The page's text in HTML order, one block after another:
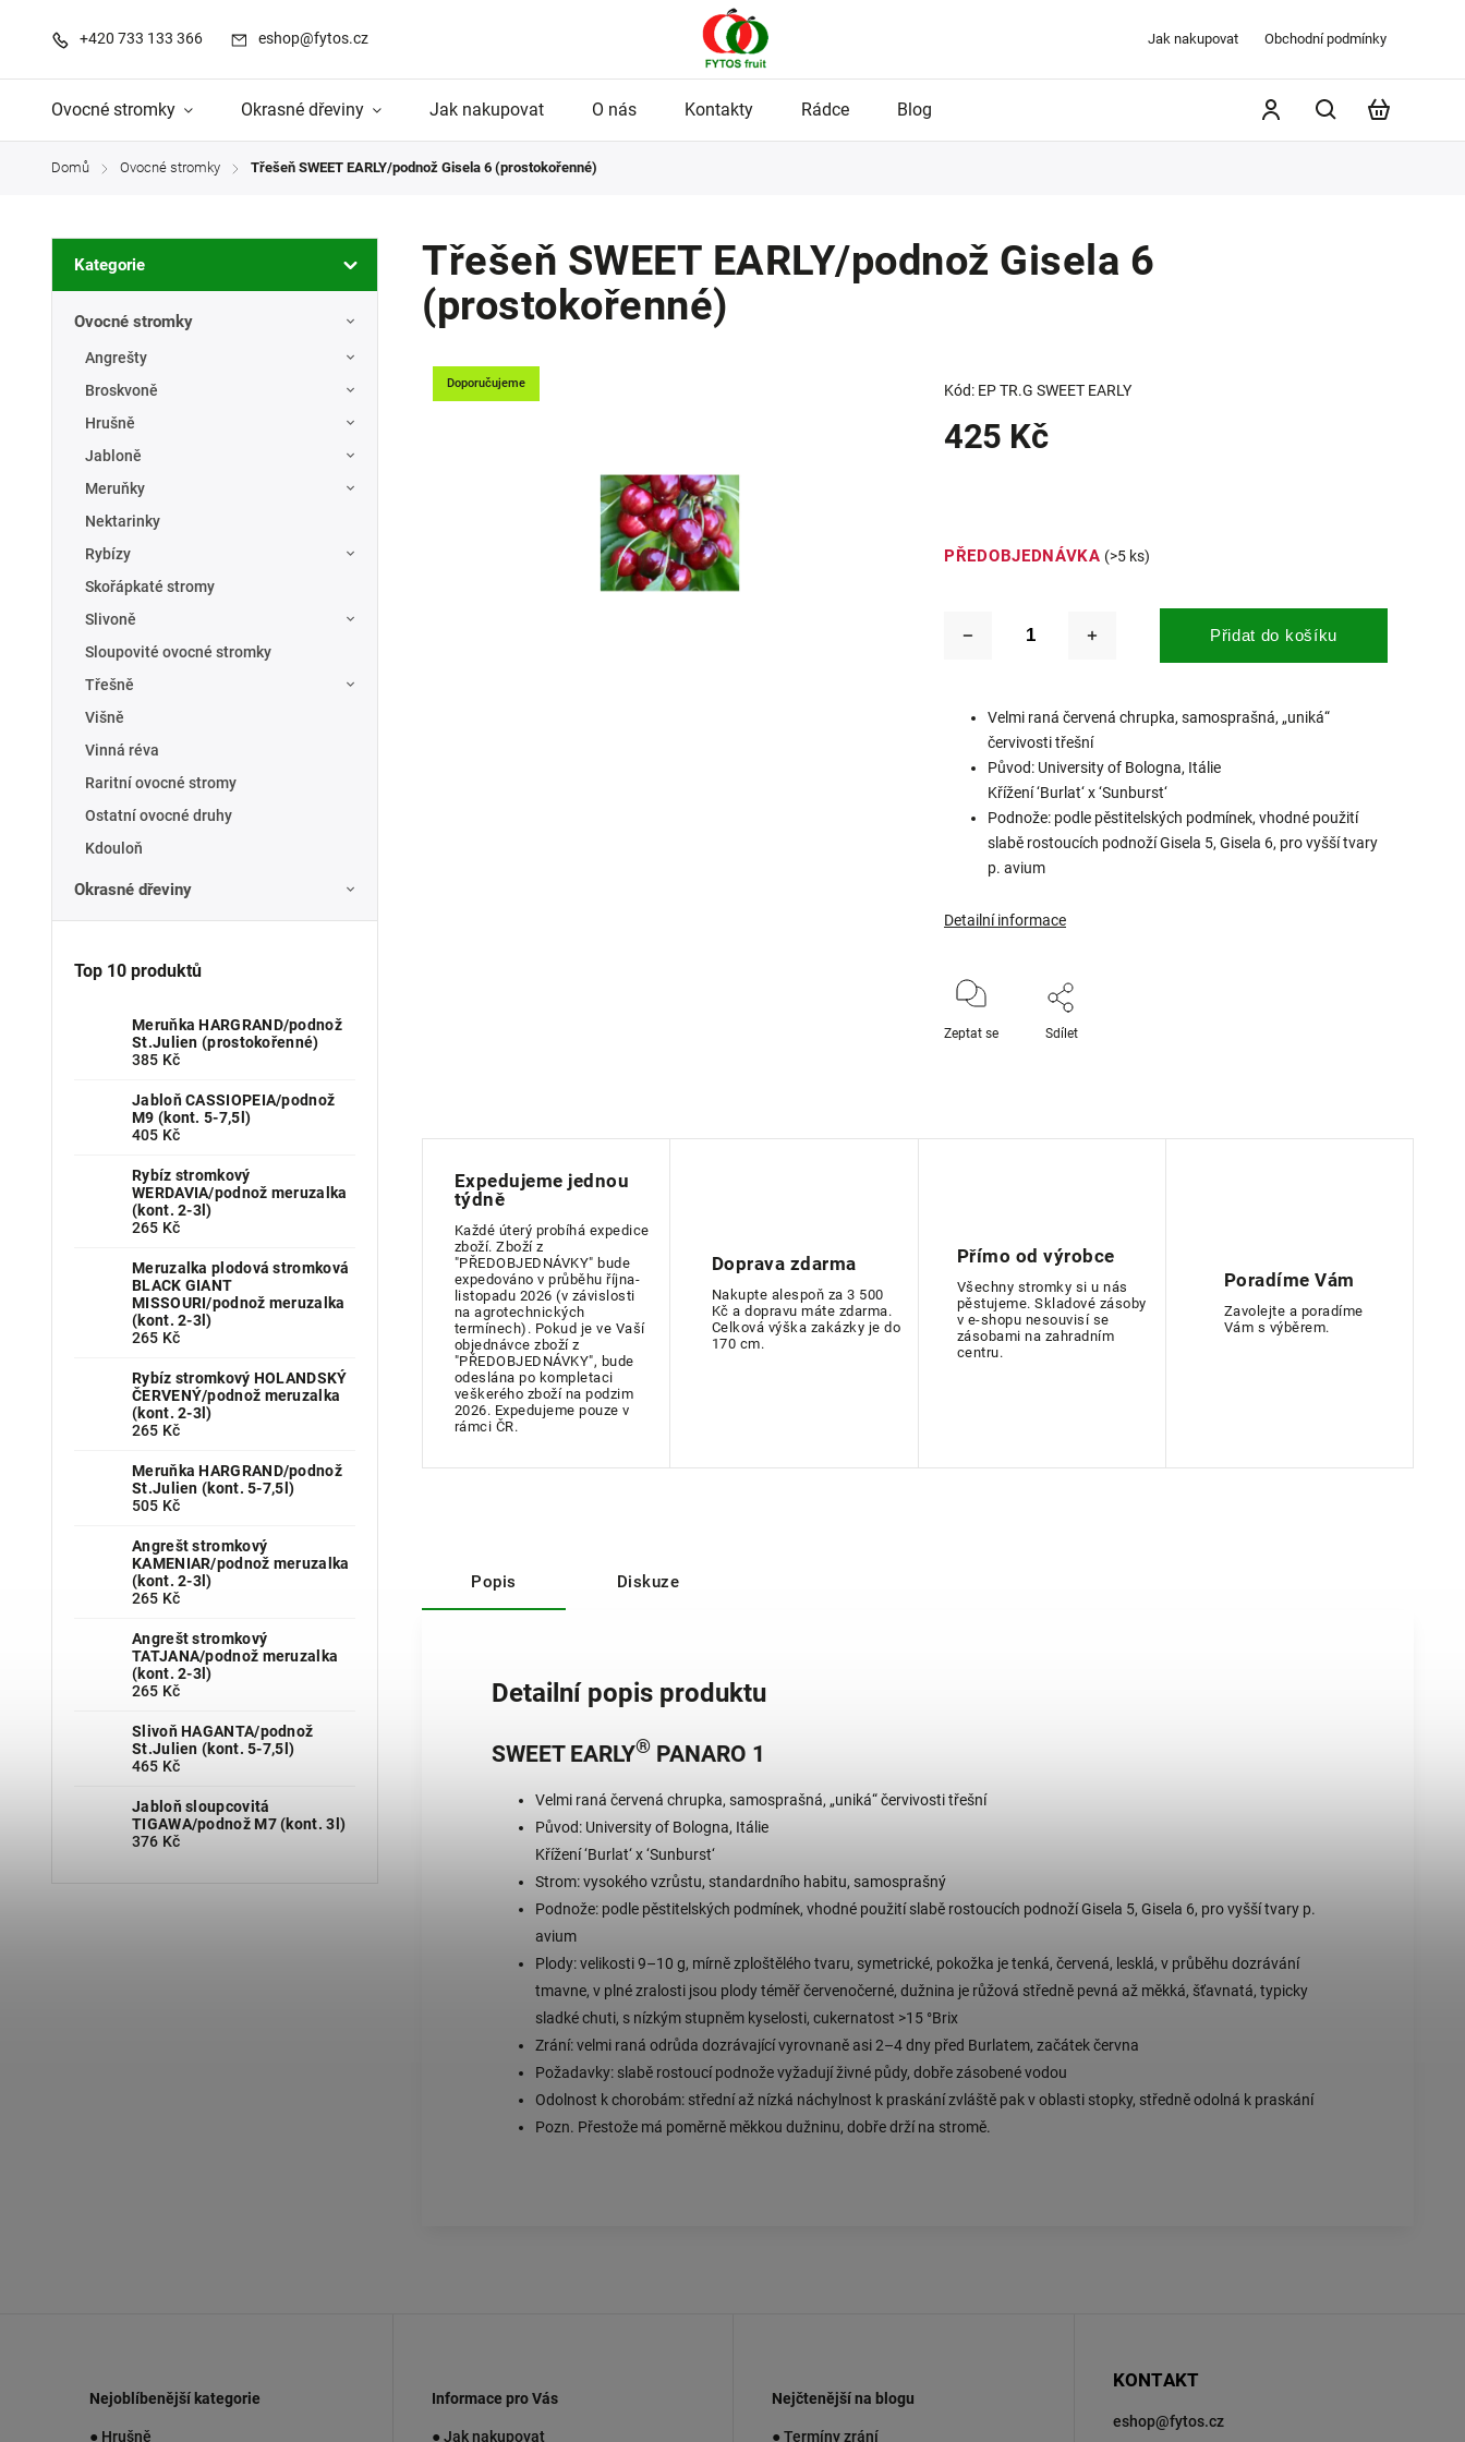
+420 733 133 366 eshop@fytos.cz Jak nakupovat Obchodní podmínky
Ovocné stromky Okrasné dřeviny Jak nakupovat O nás Kontakty Rádce Blog
Domů / Ovocné stromky / Třešeň SWEET EARLY/podnož Gisela 6 (prostokořenné)
Kategorie
Ovocné stromky
Angrešty
Broskvoně
Hrušně
Jabloně
Meruňky
Nektarinky
Rybízy
Skořápkaté stromy
Slivoně
Sloupovité ovocné stromky
Třešně
Višně
Vinná réva
Raritní ovocné stromy
Ostatní ovocné druhy
Kdouloň
Okrasné dřeviny
Top 10 produktů
Meruňka HARGRAND/podnož
St.Julien (prostokořenné)
385 Kč
Jabloň CASSIOPEIA/podnož
M9 (kont. 5-7,5l)
405 Kč
Rybíz stromkový
WERDAVIA/podnož meruzalka
(kont. 2-3l)
265 Kč
Meruzalka plodová stromková
BLACK GIANT
MISSOURI/podnož meruzalka
(kont. 2-3l)
265 Kč
Rybíz stromkový HOLANDSKÝ
ČERVENÝ/podnož meruzalka
(kont. 2-3l)
265 Kč
Meruňka HARGRAND/podnož
St.Julien (kont. 5-7,5l)
505 Kč
Angrešt stromkový
KAMENIAR/podnož meruzalka
(kont. 2-3l)
265 Kč
Angrešt stromkový
TATJANA/podnož meruzalka
(kont. 2-3l)
265 Kč
Slivoň HAGANTA/podnož
St.Julien (kont. 5-7,5l)
465 Kč
Jabloň sloupcovitá
TIGAWA/podnož M7 (kont. 3l)
376 Kč
Třešeň SWEET EARLY/podnož Gisela 6
(prostokořenné)
Doporučujeme Kód: EP TR.G SWEET EARLY
425 Kč
PŘEDOBJEDNÁVKA (>5 ks)
Přidat do košíku
Velmi raná červená chrupka, samosprašná, „uniká“
červivosti třešní
Původ: University of Bologna, Itálie
Křížení ‘Burlat‘ x ‘Sunburst‘
Podnože: podle pěstitelských podmínek, vhodné použití
slabě rostoucích podnoží Gisela 5, Gisela 6, pro vyšší tvary
p. avium
Detailní informace
Zeptat se Sdílet
Expedujeme jednou
týdně
Každé úterý probíhá expedice
zboží. Zboží z
"PŘEDOBJEDNÁVKY" bude
expedováno v průběhu října-
listopadu 2026 (v závislosti
na agrotechnických
termínech). Pokud je ve Vaší
objednávce zboží z
"PŘEDOBJEDNÁVKY", bude
odeslána po kompletaci
veškerého zboží na podzim
2026. Expedujeme pouze v
rámci ČR.
Doprava zdarma
Nakupte alespoň za 3 500
Kč a dopravu máte zdarma.
Celková výška zakázky je do
170 cm.
Přímo od výrobce
Všechny stromky si u nás
pěstujeme. Skladové zásoby
v e-shopu nesouvisí se
zásobami na zahradním
centru.
Poradíme Vám
Zavolejte a poradíme
Vám s výběrem.
Popis Diskuze
Detailní popis produktu
SWEET EARLY® PANARO 1
Velmi raná červená chrupka, samosprašná, „uniká“ červivosti třešní
Původ: University of Bologna, Itálie
Křížení ‘Burlat‘ x ‘Sunburst‘
Strom: vysokého vzrůstu, standardního habitu, samosprašný
Podnože: podle pěstitelských podmínek, vhodné použití slabě rostoucích podnoží Gisela 5, Gisela 6, pro vyšší tvary p.
avium
Plody: velikosti 9–10 g, mírně zploštělého tvaru, symetrické, pokožka je tenká, červená, lesklá, v průběhu dozrávání
tmavne, v plné zralosti jsou plody téměř červenočerné, dužnina je růžová středně pevná až měkká, šťavnatá, typicky
sladké chuti, s nízkým stupněm kyselosti, cukernatost >15 °Brix
Zrání: velmi raná odrůda dozrávající vyrovnaně asi 2–4 dny před Burlatem, začátek června
Požadavky: slabě rostoucí podnože vyžadují živné půdy, dobře zásobené vodou
Odolnost k chorobám: střední až nízká náchylnost k praskání zvláště pak v oblasti stopky, středně odolná k praskání
Pozn. Přestože má poměrně měkkou dužninu, dobře drží na stromě.
Nejoblíbenější kategorie
● Hrušně
Informace pro Vás
● Jak nakupovat
Nejčtenější na blogu
● Termíny zrání
KONTAKT
eshop@fytos.cz